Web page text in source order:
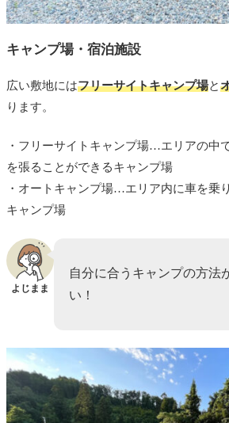
キャンプ場・宿泊施設
広い敷地にはフリーサイトキャンプ場と
ります。
・フリーサイトキャンプ場…エリアの中
を張ることができるキャンプ場
・オートキャンプ場…エリア内に車を乗
キャンプ場
よじまま
自分に合うキャンプの方法
い！